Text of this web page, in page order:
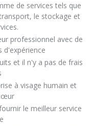
de services tels que
le stockage et
professionnel avec de
d'expérience
et il n'y a pas de frais
à visage humain et
le meilleur service